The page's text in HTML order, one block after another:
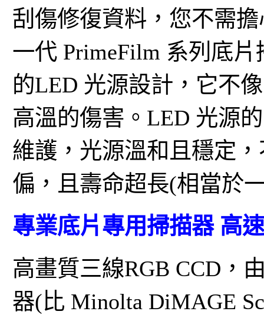
刮傷修復資料，您不需
一代 PrimeFilm 系列底
的LED 光源設計，它不
高溫的傷害。LED 光源
維護，光源溫和且穩定
偏，且壽命超長(相當於
專業底片專用掃描器 高
高畫質三線RGB CCD，
器(比 Minolta DiMAGE